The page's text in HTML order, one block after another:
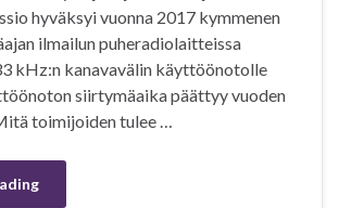
hyväksyi vuonna 2017 kymmenen
ilmailun puheradiolaitteissa
kHz:n kanavavälin käyttöönotolle
siirtymäaika päättyy vuoden
toimijoiden tulee …